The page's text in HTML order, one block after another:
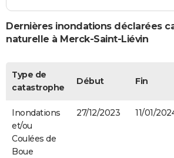
Dernières inondations déclarées
naturelle à Merck-Saint-Liévin
Type de
catastrophe
Début Fin
Inondations
et/ou
Coulées de
Boue
27/12/2023 11/01/